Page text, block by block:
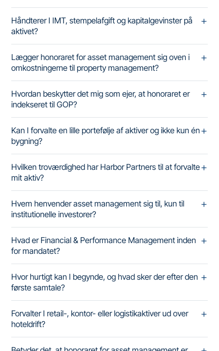
Håndterer I IMT, stempelafgift og kapitalgevinster på
aktivet?
Lægger honoraret for asset management sig oven i
omkostningerne til property management?
Hvordan beskytter det mig som ejer, at honoraret er
indekseret til GOP?
Kan I forvalte en lille portefølje af aktiver og ikke kun én
bygning?
Hvilken troværdighed har Harbor Partners til at forvalte
mit aktiv?
Hvem henvender asset management sig til, kun til
institutionelle investorer?
Hvad er Financial & Performance Management inden
for mandatet?
Hvor hurtigt kan I begynde, og hvad sker der efter den
første samtale?
Forvalter I retail-, kontor- eller logistikaktiver ud over
hoteldrift?